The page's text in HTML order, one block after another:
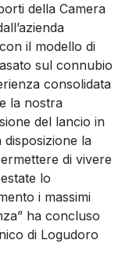
della Camera
il modello di
sul connubio
consolidata
la nostra
del lancio in
disposizione la
di vivere
lo
i massimi
ha concluso
di Logudoro